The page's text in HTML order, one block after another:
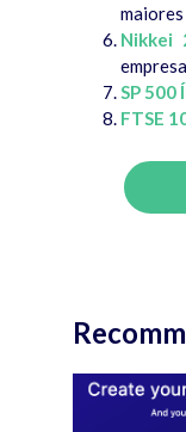
maiores
Nikkei
SP 500
FTSE